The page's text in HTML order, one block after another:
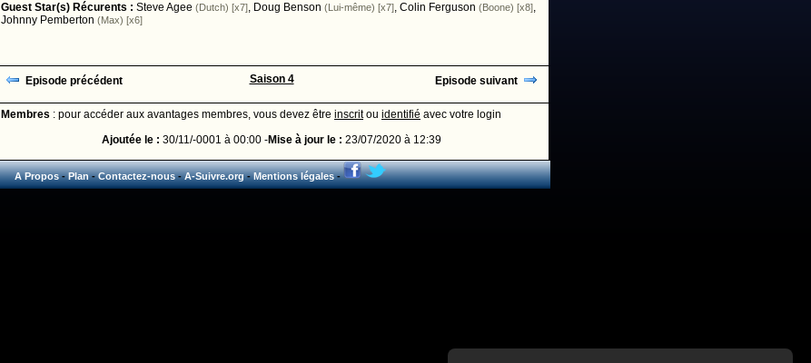
Guest Star(s) Récurents : Steve Agee (Dutch) [x7], Doug Benson (Lui-même) [x7], Colin Ferguson (Boone) [x8],
Johnny Pemberton (Max) [x6]
Episode précédent Saison 4 Episode suivant
Membres : pour accéder aux avantages membres, vous devez être inscritou identifié avec votre login
Ajoutée le : 30/11/-0001 à 00:00 -Mise à jour le : 23/07/2020 à 12:39
A Propos-Plan-Contactez-nous-A-Suivre.org-Mentions légales-